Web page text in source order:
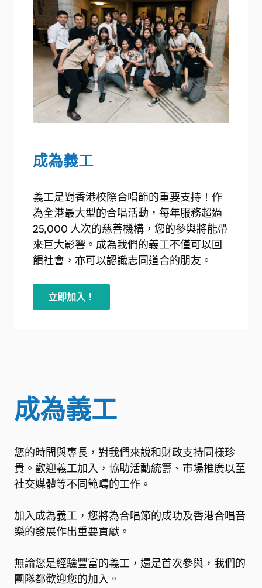
成為義工
義工是對香港校際合唱節的重要支持！作
為全港最大型的合唱活動，每年服務超過
25,000 人次的慈善機構，您的參與將能帶
來巨大影響。成為我們的義工不僅可以回
饋社會，亦可以認識志同道合的朋友。
立即加入！
成為義工
您的時間與專長，對我們來說和財政支持同樣珍
貴。歡迎義工加入，協助活動統籌、市場推廣以至
社交媒體等不同範疇的工作。
加入成為義工，您將為合唱節的成功及香港合唱音
樂的發展作出重要貢獻。
無論您是經驗豐富的義工，還是首次參與，我們的
團隊都歡迎您的加入。